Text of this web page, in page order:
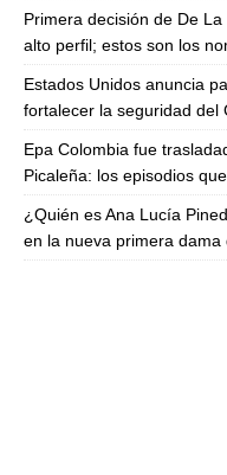
Primera decisión de De
alto perfil; estos son los
Estados Unidos anuncia
fortalecer la seguridad del
Epa Colombia fue
Picaleña: los episodios
¿Quién es Ana Lucía
en la nueva primera dama